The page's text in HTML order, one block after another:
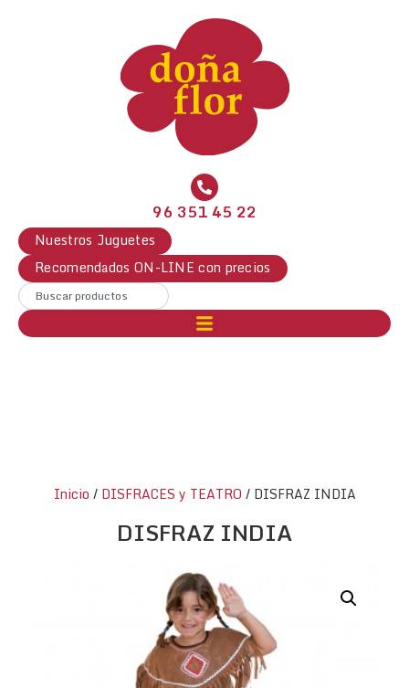
Nuestros Juguetes
Recomendados ON-LINE con precios
96 351 45 22
Inicio / DISFRACES y TEATRO / DISFRAZ INDIA
DISFRAZ INDIA